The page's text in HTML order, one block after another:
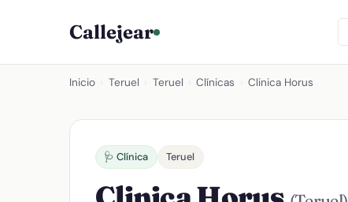
Callejear
Inicio Teruel Teruel Clínicas Clinica Horus
🩺 Clínica Teruel